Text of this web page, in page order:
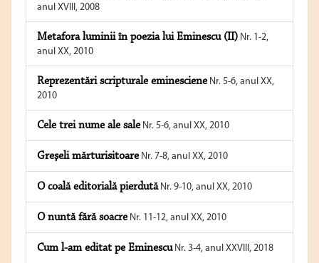
anul XVIII, 2008
Metafora luminii în poezia lui Eminescu (II) Nr. 1-2,
anul XX, 2010
Reprezentări scripturale eminescieneNr. 5-6, anul XX,
2010
Cele trei nume ale saleNr. 5-6, anul XX, 2010
Greşeli mărturisitoareNr. 7-8, anul XX, 2010
O coală editorială pierdutăNr. 9-10, anul XX, 2010
O nuntă fără soacreNr. 11-12, anul XX, 2010
Cum l-am editat pe EminescuNr. 3-4, anul XXVIII, 2018